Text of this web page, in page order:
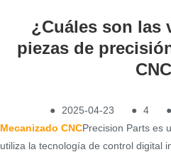
¿Cuáles son las
piezas de
● 2025-04-23 ● 4 ●
Mecanizado CNCPrecision Parts es
utiliza la tecnología de control digital